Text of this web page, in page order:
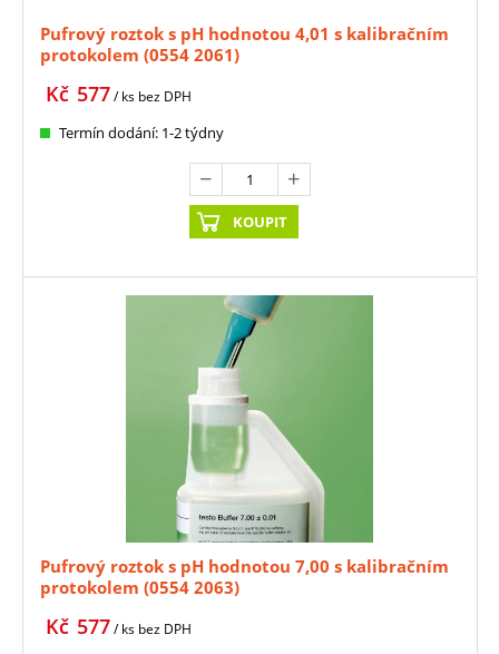
Pufrový roztok s pH hodnotou 4,01 s kalibračním
protokolem (0554 2061)
577
Kč / ks bez DPH
Termín dodání: 1-2 týdny
KOUPIT
Pufrový roztok s pH hodnotou 7,00 s kalibračním
protokolem (0554 2063)
577
Kč / ks bez DPH